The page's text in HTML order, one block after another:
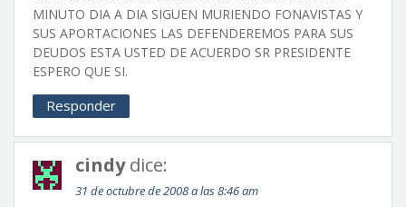
MINUTO DIA A DIA SIGUEN MURIENDO FONAVISTAS Y
SUS APORTACIONES LAS DEFENDEREMOS PARA SUS
DEUDOS ESTA USTED DE ACUERDO SR PRESIDENTE
ESPERO QUE SI.
Responder
cindy dice:
31 de octubre de 2008 a las 8:46 am